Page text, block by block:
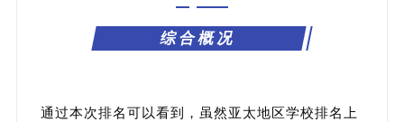
综合概况
通过本次排名可以看到，虽然亚太地区学校排名上